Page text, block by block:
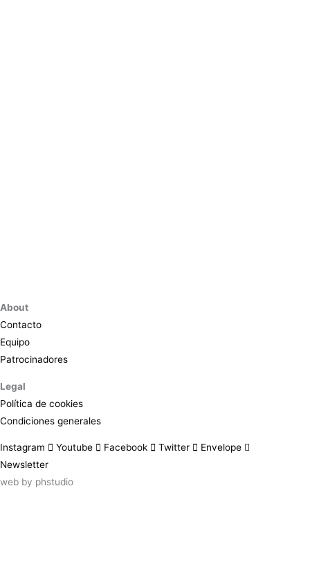
About
Contacto
Equipo
Patrocinadores
Legal
Política de cookies
Condiciones generales
Instagram Youtube Facebook Twitter
Envelope
Newsletter
web by phstudio